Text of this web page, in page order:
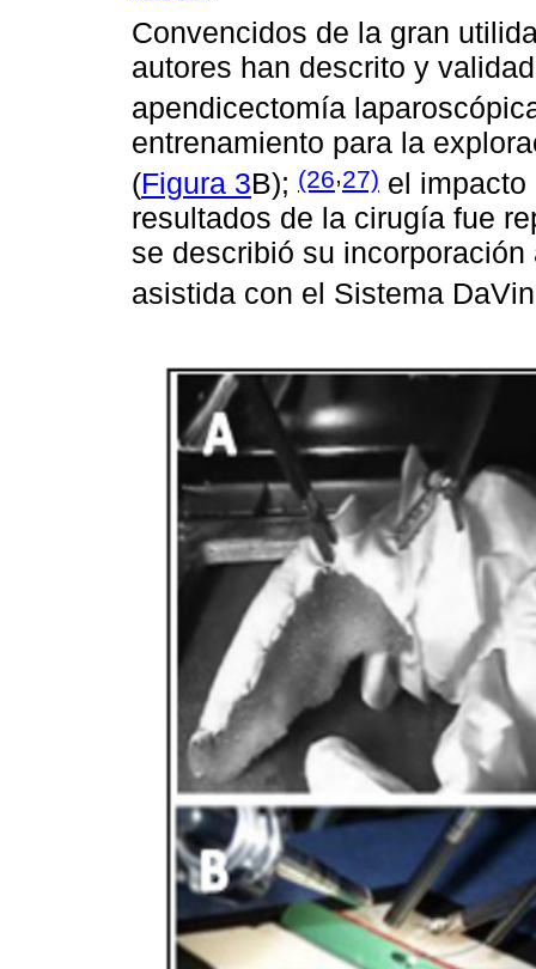
Convencidos de la gran
autores han descrito y
apendicectomía
entrenamiento para la
(Figura 3B); (26,27) el impacto
resultados de la cirugía fue
se describió su
asistida con el Sistema